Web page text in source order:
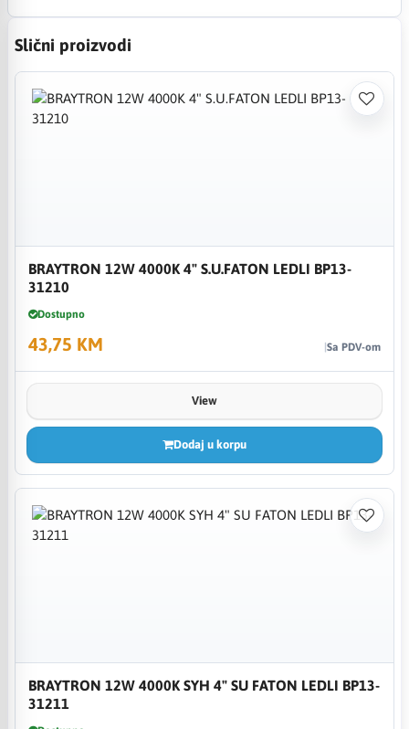
Slični proizvodi
BRAYTRON 12W 4000K 4" S.U.FATON LEDLI BP13-
31210
Dostupno
43,75 KM Sa PDV-om
View
Dodaj u korpu
BRAYTRON 12W 4000K SYH 4" SU FATON LEDLI BP13-
31211